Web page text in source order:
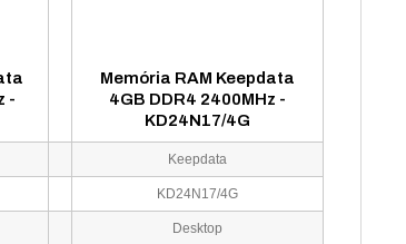
-
Memória RAM Keepdata
4GB DDR4 2400MHz -
KD24N17/4G
Keepdata
KD24N17/4G
Desktop